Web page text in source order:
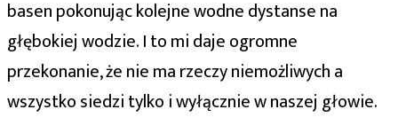
basen pokonując kolejne wodne dystanse na
głębokiej wodzie. I to mi daje ogromne
przekonanie, że nie ma rzeczy niemożliwych a
wszystko siedzi tylko i wyłącznie w naszej głowie.